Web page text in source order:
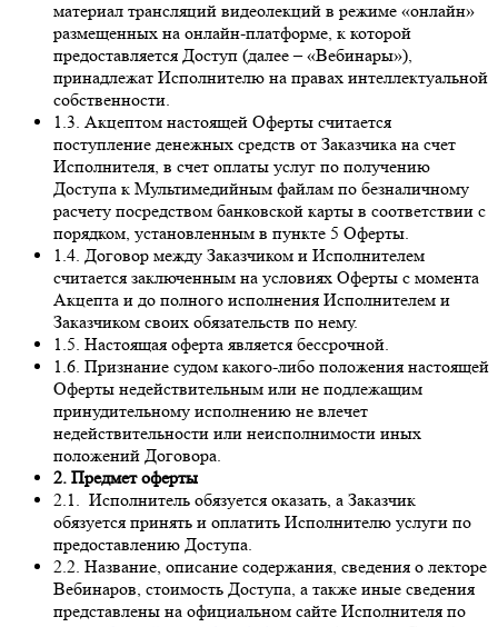
материал трансляций видеолекций в режиме «онлайн»
размещенных на онлайн-платформе, к которой
предоставляется Доступ (далее – «Вебинары»),
принадлежат Исполнителю на правах интеллектуальной
собственности.
1.3. Акцептом настоящей Оферты считается
поступление денежных средств от Заказчика на счет
Исполнителя, в счет оплаты услуг по получению
Доступа к Мультимедийным файлам по безналичному
расчету посредством банковской карты в соответствии с
порядком, установленным в пункте 5 Оферты.
1.4. Договор между Заказчиком и Исполнителем
считается заключенным на условиях Оферты с момента
Акцепта и до полного исполнения Исполнителем и
Заказчиком своих обязательств по нему.
1.5. Настоящая оферта является бессрочной.
1.6. Признание судом какого-либо положения настоящей
Оферты недействительным или не подлежащим
принудительному исполнению не влечет
недействительности или неисполнимости иных
положений Договора.
2. Предмет оферты
2.1. Исполнитель обязуется оказать, а Заказчик
обязуется принять и оплатить Исполнителю услуги по
предоставлению Доступа.
2.2. Название, описание содержания, сведения о лекторе
Вебинаров, стоимость Доступа, а также иные сведения
представлены на официальном сайте Исполнителя по